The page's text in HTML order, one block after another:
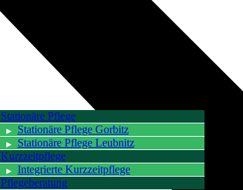
Stationäre Pflege
Stationäre Pflege Gorbitz
Stationäre Pflege Leubnitz
Kurzzeitpflege
Integrierte Kurzzeitpflege
Pflegeberatung